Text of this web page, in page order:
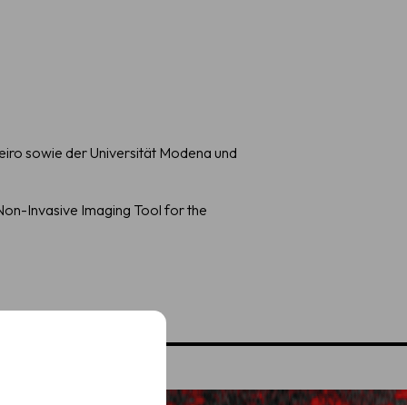
sowie der Universität Modena und
Invasive Imaging Tool for the